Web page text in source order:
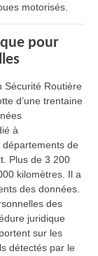
motorisés.
pour
Sécurité Routière
d’une trentaine
à
départements de
Plus de 3 200
kilomètres. Il a
des données.
des
juridique
sur les
détectés par le